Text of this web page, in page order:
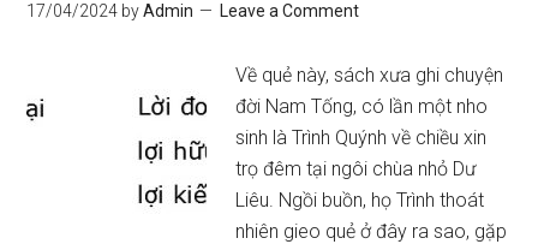
17/04/2024 byAdmin Leave a Comment
Về quẻ này, sách xưa ghi chuyện
đời Nam Tống, có lần một nho
sinh là Trình Quýnh về chiều xin
trọ đêm tại ngôi chùa nhỏ Dư
Liêu. Ngồi buồn, họ Trình thoát
nhiên gieo quẻ ở đây ra sao, gặp